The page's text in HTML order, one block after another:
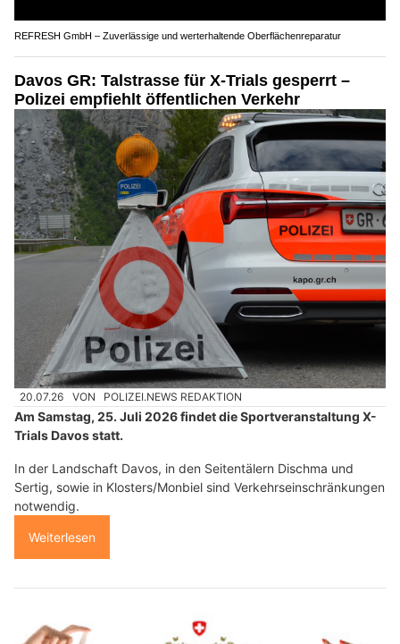
REFRESH GmbH – Zuverlässige und werterhaltende Oberflächenreparatur
Davos GR: Talstrasse für X-Trials gesperrt –
Polizei empfiehlt öffentlichen Verkehr
20.07.26 VON POLIZEI.NEWS REDAKTION
Am Samstag, 25. Juli 2026 findet die Sportveranstaltung X-
Trials Davos statt.
In der Landschaft Davos, in den Seitentälern Dischma und
Sertig, sowie in Klosters/Monbiel sind Verkehrseinschränkungen
notwendig.
Weiterlesen